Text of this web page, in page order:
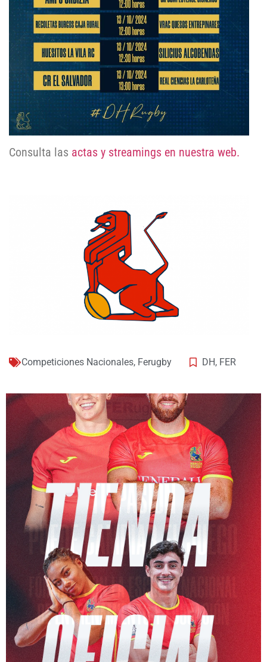
Consulta las actas y streamings en nuestra web.
Competiciones Nacionales, Ferugby DH, FER